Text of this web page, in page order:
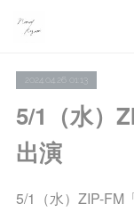
2024.04.26 01:13
5/1（水）
出演
5/1（水）ZIP-FM